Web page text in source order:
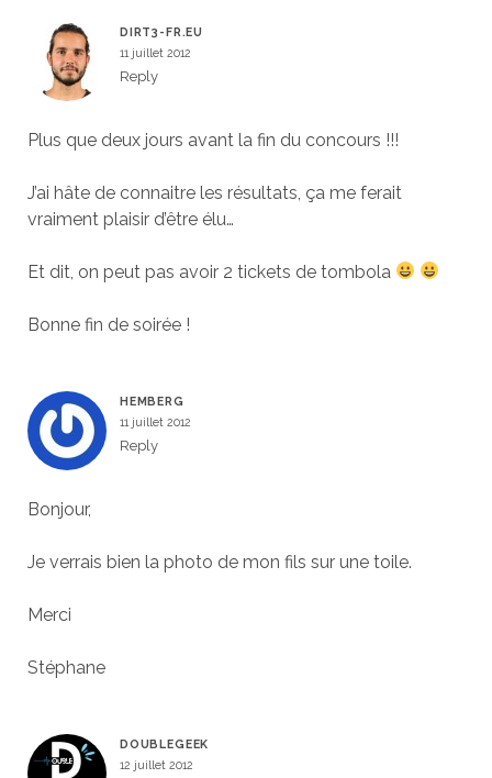
DIRT3-FR.EU
11 juillet 2012
Reply
Plus que deux jours avant la fin du concours !!!
J’ai hâte de connaitre les résultats, ça me ferait
vraiment plaisir d’être élu…
Et dit, on peut pas avoir 2 tickets de tombola
Bonne fin de soirée !
HEMBERG
11 juillet 2012
Reply
Bonjour,
Je verrais bien la photo de mon fils sur une toile.
Merci
Stéphane
DOUBLEGEEK
12 juillet 2012